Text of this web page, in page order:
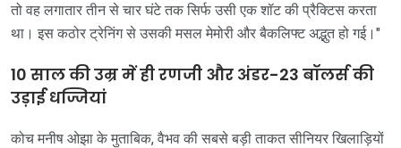
तो वह लगातार तीन से चार घंटे तक सिर्फ उसी एक शॉट की प्रैक्टिस करता
था। इस कठोर ट्रेनिंग से उसकी मसल मेमोरी और बैकलिफ्ट अद्भुत हो गई।"
10 साल की उम्र में ही रणजी और अंडर-23 बॉलर्स की
उड़ाई धज्जियां
कोच मनीष ओझा के मुताबिक, वैभव की सबसे बड़ी ताकत सीनियर खिलाड़ियों